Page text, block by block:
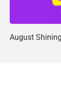
August